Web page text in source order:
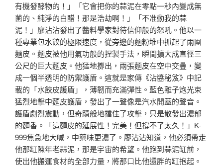
有機發酵物的！」「它會把你的蒜泥在零點一秒內變成無
菌的、純淨的白醋！那是浩劫啊！」「不准動我的蒜
泥！」廖沾沾發出了醬料學家對待信仰般的怒吼。他以一
種專業包水餃的極限速度，從旁邊的麵粉堆中抓起了兩團
麵皮。麵皮被他用氣功般的捏製手法，瞬間擴大成直徑三
公尺的巨大麵皮。他猛地擲出，兩張麵皮在空中交疊，變
成一個半透明的防禦護盾。這就是家傳《沾醬秘笈》中記
載的「水餃皮護盾」，薄韌而充滿彈性。藍色離子炮光束
猛烈地擊中麵皮護盾，發出了一聲像是汽水開蓋的聲音。
護盾劇烈震動，但奇蹟般地擋住了攻擊，只是散發出濃郁
的麵香。「這麵皮的延展性！完美！但撐不了太久！」K-
999焦急地大喊，中藥味更濃了。廖沾沾知道，他必須帶走
他那缸陳年老蒜泥，那是宇宙的希望。他跑到蒜泥缸前，
使出他搬運食材的全部力量，將那口比他還胖的缸抱起。